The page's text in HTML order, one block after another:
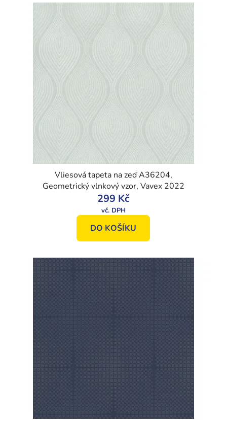
Vliesová tapeta na zeď A36204,
Geometrický vlnkový vzor, Vavex 2022
299 Kč
DO KOŠÍKU